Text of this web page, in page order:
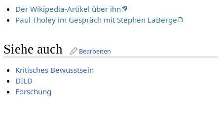
Der Wikipedia-Artikel über ihn
Paul Tholey im Gespräch mit Stephen LaBerge
Siehe auch Bearbeiten
Kritisches Bewusstsein
DILD
Forschung